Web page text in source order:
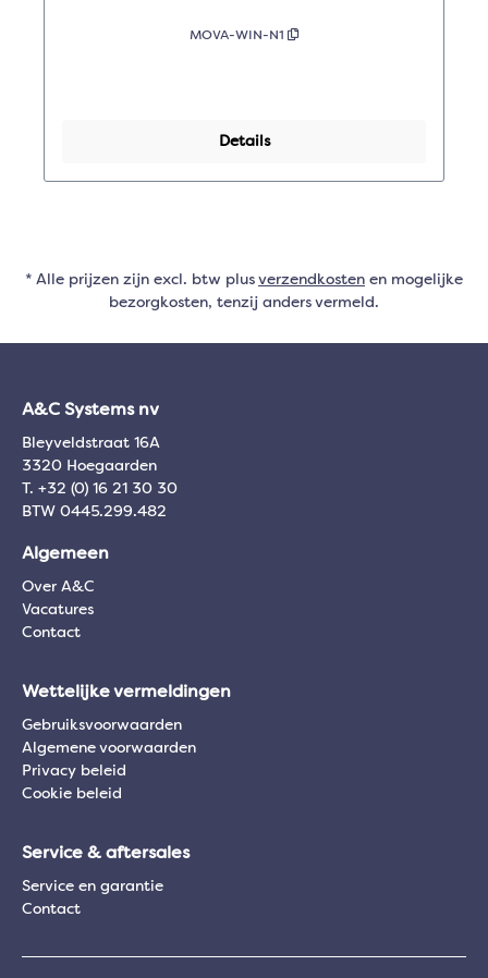
MOVA-WIN-N1
Details
* Alle prijzen zijn excl. btw plus verzendkosten en mogelijke
bezorgkosten, tenzij anders vermeld.
A&C Systems nv
Bleyveldstraat 16A
3320 Hoegaarden
T. +32 (0) 16 21 30 30
BTW 0445.299.482
Algemeen
Over A&C
Vacatures
Contact
Wettelijke vermeldingen
Gebruiksvoorwaarden
Algemene voorwaarden
Privacy beleid
Cookie beleid
Service & aftersales
Service en garantie
Contact